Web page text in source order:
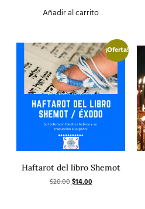
Añadir al carrito
¡Oferta!
Haftarot del libro Shemot
$20.00$14.00